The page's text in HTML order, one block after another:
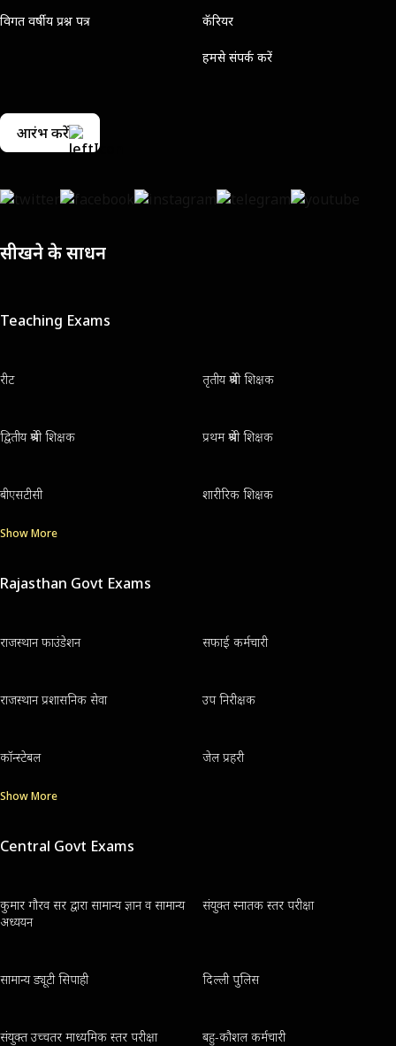
विगत वर्षीय प्रश्न पत्र कॅरियर
हमसे संपर्क करें
आरंभ करें
सीखने के साधन
Teaching Exams
रीट तृतीय श्रेणी शिक्षक
द्वितीय श्रेणी शिक्षक प्रथम श्रेणी शिक्षक
बीएसटीसी शारीरिक शिक्षक
Show More
Rajasthan Govt Exams
राजस्थान फाउंडेशन सफाई कर्मचारी
राजस्थान प्रशासनिक सेवा उप निरीक्षक
कॉन्स्टेबल जेल प्रहरी
Show More
Central Govt Exams
कुमार गौरव सर द्वारा सामान्य ज्ञान व सामान्य
अध्ययन
संयुक्त स्नातक स्तर परीक्षा
सामान्य ड्यूटी सिपाही दिल्ली पुलिस
संयुक्त उच्चतर माध्यमिक स्तर परीक्षा बहु-कौशल कर्मचारी